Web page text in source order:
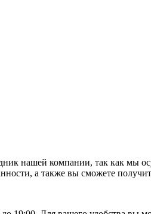
нашей компании, так как мы
а также вы сможете